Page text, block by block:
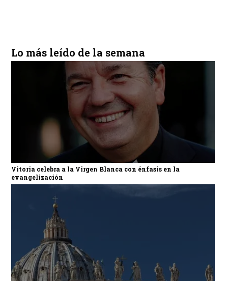
Lo más leído de la semana
Vitoria celebra a la Virgen Blanca con énfasis en la
evangelización